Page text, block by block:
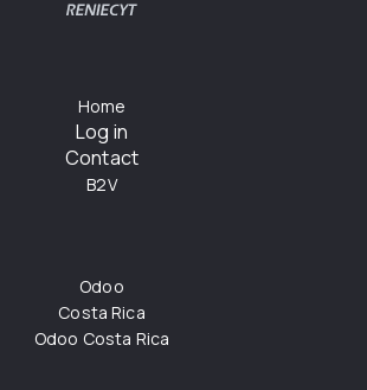
Home
Log in
Contact
B2V
Odoo
Costa Rica
Odoo Costa Rica